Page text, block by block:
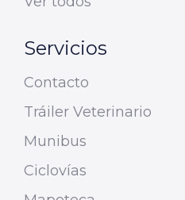
Servicios
Contacto
Tráiler Veterinario
Munibus
Ciclovías